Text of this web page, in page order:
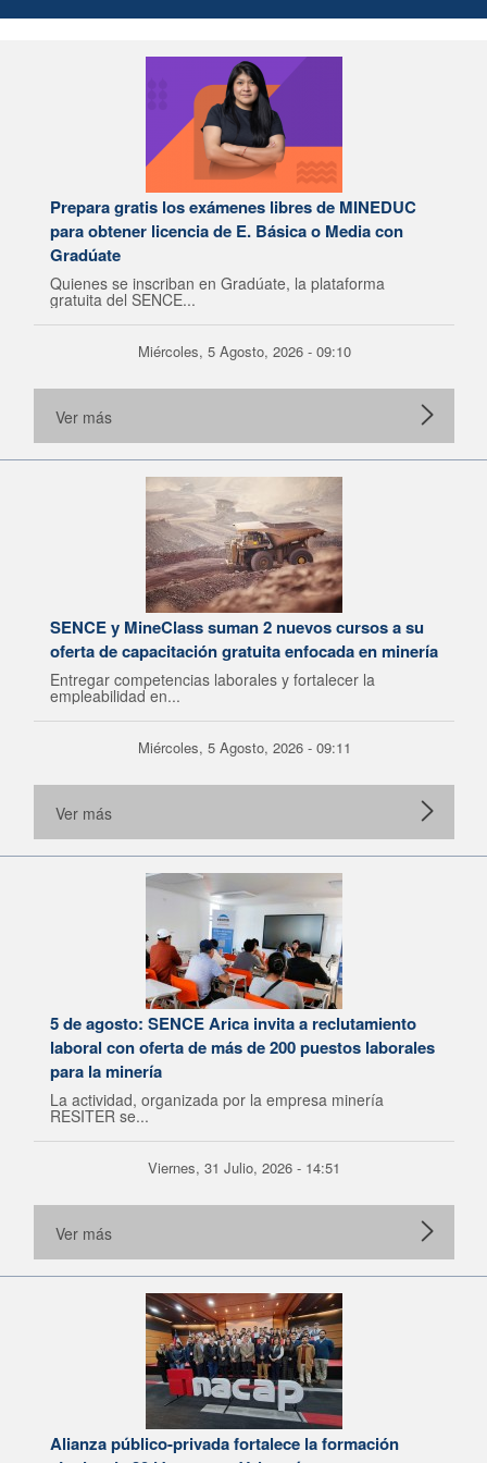
Prepara gratis los exámenes libres de MINEDUC
para obtener licencia de E. Básica o Media con
Gradúate
Quienes se inscriban en Gradúate, la plataforma
gratuita del SENCE...
Miércoles, 5 Agosto, 2026 - 09:10
Ver más
SENCE y MineClass suman 2 nuevos cursos a su
oferta de capacitación gratuita enfocada en minería
Entregar competencias laborales y fortalecer la
empleabilidad en...
Miércoles, 5 Agosto, 2026 - 09:11
Ver más
5 de agosto: SENCE Arica invita a reclutamiento
laboral con oferta de más de 200 puestos laborales
para la minería
La actividad, organizada por la empresa minería
RESITER se...
Viernes, 31 Julio, 2026 - 14:51
Ver más
Alianza público-privada fortalece la formación